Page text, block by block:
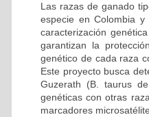
Las razas de ganado
especie en Colombia
caracterización
garantizan la
genético de cada raza
Este proyecto busca
Guzerath (B. taurus
genéticas con otras
marcadores